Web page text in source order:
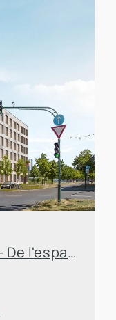
Loftoffice Leverkusen - De l'espace pour grandir